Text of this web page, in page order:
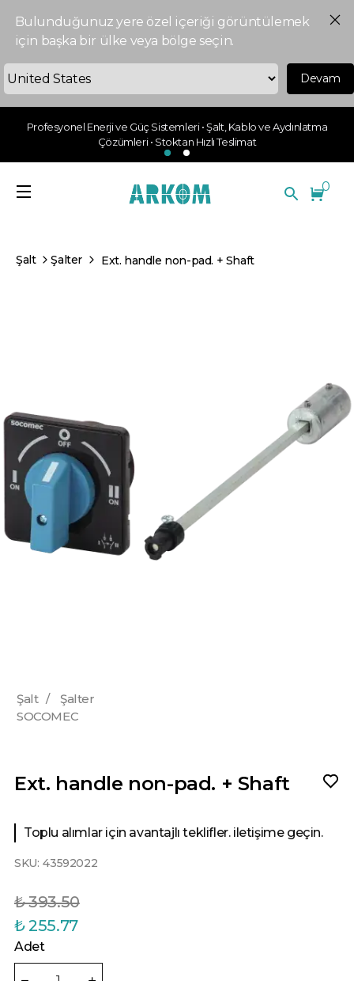
Bulunduğunuz yere özel içeriği görüntülemek
için başka bir ülke veya bölge seçin.
Devam
Profesyonel Enerji ve Güç Sistemleri • Şalt, Kablo ve Aydınlatma
Çözümleri • Stoktan Hızlı Teslimat
0
Şalt Şalter Ext. handle non-pad. + Shaft
Şalt /
Şalter
SOCOMEC
Ext. handle non-pad. + Shaft
Toplu alımlar için avantajlı teklifler. iletişime geçin.
SKU: 43592022
₺ 393.50
₺ 255.77
Adet